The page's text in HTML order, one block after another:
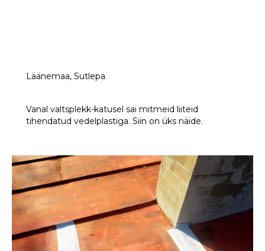
Läänemaa, Sutlepa
Vanal valtsplekk-katusel sai mitmeid liiteid
tihendatud vedelplastiga. Siin on üks näide.